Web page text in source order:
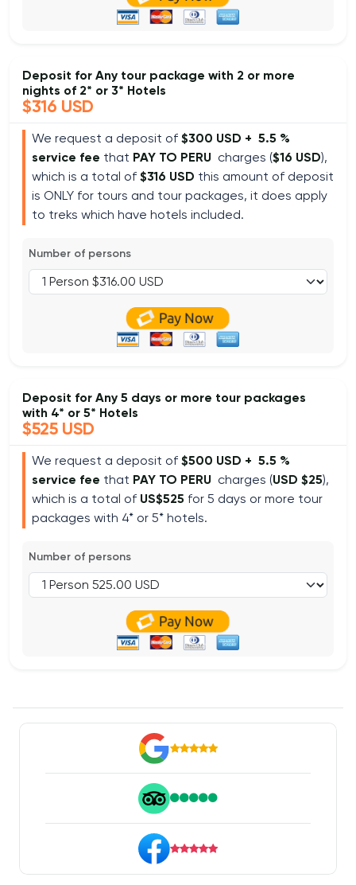
Deposit for Any tour package with 2 or more
nights of 2* or 3* Hotels
$316 USD
We request a deposit of $300 USD + 5.5 %
service fee that PAY TO PERU charges ($16 USD),
which is a total of $316 USD this amount of deposit
is ONLY for tours and tour packages, it does apply
to treks which have hotels included.
Number of persons
Deposit for Any 5 days or more tour packages
with 4* or 5* Hotels
$525 USD
We request a deposit of $500 USD + 5.5 %
service fee that PAY TO PERU charges (USD $25),
which is a total of US$525 for 5 days or more tour
packages with 4* or 5* hotels.
Number of persons